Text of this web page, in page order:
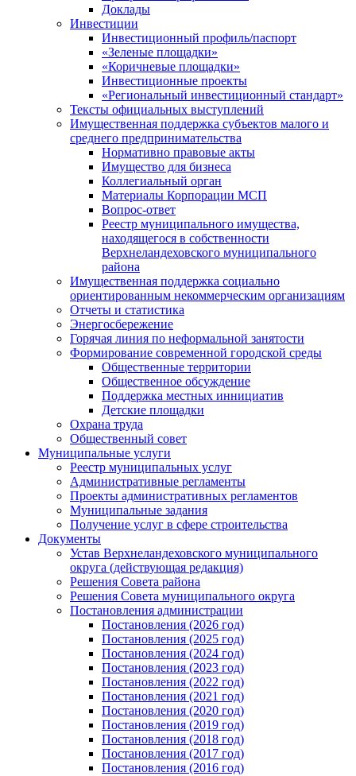
Доклады
Инвестиции
Инвестиционный профиль/паспорт
«Зеленые площадки»
«Коричневые площадки»
Инвестиционные проекты
«Региональный инвестиционный стандарт»
Тексты официальных выступлений
Имущественная поддержка субъектов малого и
среднего предпринимательства
Нормативно правовые акты
Имущество для бизнеса
Коллегиальный орган
Материалы Корпорации МСП
Вопрос-ответ
Реестр муниципального имущества,
находящегося в собственности
Верхнеландеховского муниципального
района
Имущественная поддержка социально
ориентированным некоммерческим организациям
Отчеты и статистика
Энергосбережение
Горячая линия по неформальной занятости
Формирование современной городской среды
Общественные территории
Общественное обсуждение
Поддержка местных иннициатив
Детские площадки
Охрана труда
Общественный совет
Муниципальные услуги
Реестр муниципальных услуг
Административные регламенты
Проекты административных регламентов
Муниципальные задания
Получение услуг в сфере строительства
Документы
Устав Верхнеландеховского муниципального
округа (действующая редакция)
Решения Совета района
Решения Совета муниципального округа
Постановления администрации
Постановления (2026 год)
Постановления (2025 год)
Постановления (2024 год)
Постановления (2023 год)
Постановления (2022 год)
Постановления (2021 год)
Постановления (2020 год)
Постановления (2019 год)
Постановления (2018 год)
Постановления (2017 год)
Постановления (2016 год)